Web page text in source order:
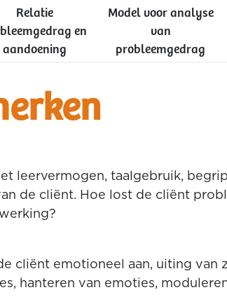
Relatie
en
aandoening
Model voor analyse
van
probleemgedrag
leervermogen, taalgebruik,
de cliënt. Hoe lost de cliënt
cliënt emotioneel aan, uiting van
hanteren van emoties,